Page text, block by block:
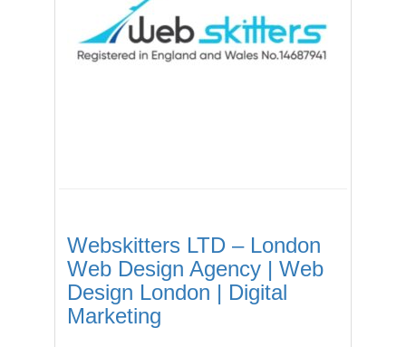
Webskitters LTD – London
Web Design Agency | Web
Design London | Digital
Marketing